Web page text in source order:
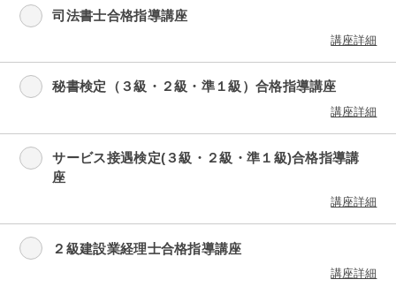
司法書士合格指導講座
講座詳細
秘書検定（３級・２級・準１級）合格指導講座
講座詳細
サービス接遇検定(３級・２級・準１級)合格指導講
座
講座詳細
２級建設業経理士合格指導講座
講座詳細